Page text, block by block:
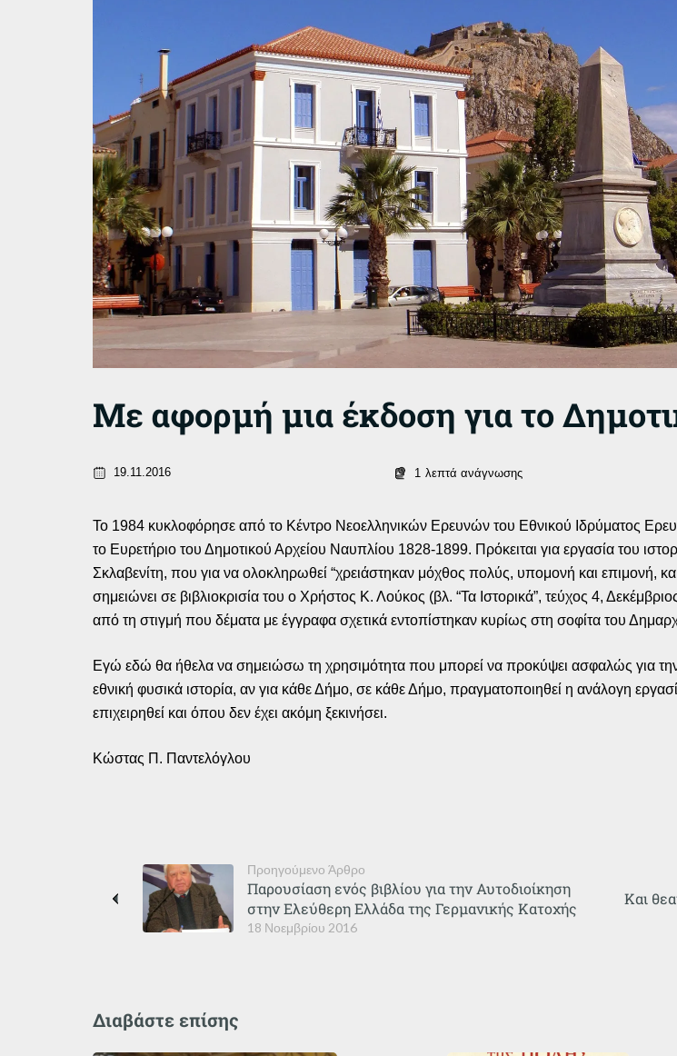
Με αφορμή μια έκδοση για το
19.11.2016 1 λεπτά ανάγνωσης
Το 1984 κυκλοφόρησε από το Κέντρο Νεοελληνικών Ερευνών του Εθνικού Ιδρύματος
το Ευρετήριο του Δημοτικού Αρχείου Ναυπλίου 1828-1899. Πρόκειται για εργασία του
Σκλαβενίτη, που για να ολοκληρωθεί “χρειάστηκαν μόχθος πολύς, υπομονή και επιμονή,
σημειώνει σε βιβλιοκρισία του ο Χρήστος Κ. Λούκος (βλ. “Τα Ιστορικά”, τεύχος 4,
από τη στιγμή που δέματα με έγγραφα σχετικά εντοπίστηκαν κυρίως στη σοφίτα του
Εγώ εδώ θα ήθελα να σημειώσω τη χρησιμότητα που μπορεί να προκύψει ασφαλώς για την
εθνική φυσικά ιστορία, αν για κάθε Δήμο, σε κάθε Δήμο, πραγματοποιηθεί η ανάλογη
επιχειρηθεί και όπου δεν έχει ακόμη ξεκινήσει.
Κώστας Π. Παντελόγλου
Προηγούμενο Άρθρο
18 Νοεμβρίου 2016
Παρουσίαση ενός βιβλίου για την Αυτοδιοίκηση
στην Ελεύθερη Ελλάδα της Γερμανικής Κατοχής
Και
Διαβάστε επίσης